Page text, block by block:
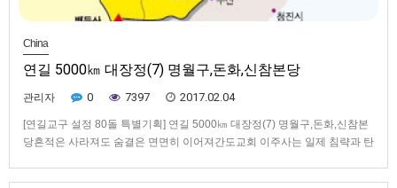
China
연길 5000㎞ 대장정(7) 명월구,돈화,신참본당
관리자 0 7397 2017.02.04
[연길교구 설정 80돌 특별기획] 연길 5000㎞ 대장정(7) 명월구,돈화,신참본
당흔적은 사라져도 숨결은 면면히 이어져간도교회 이주사는 일제 침략과 탄